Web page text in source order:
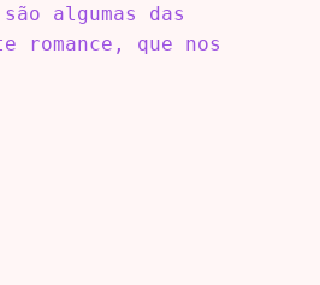
algumas das
romance, que nos